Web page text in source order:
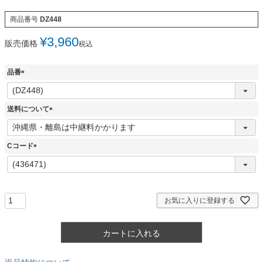
商品番号 DZ448
販売価格 ¥3,960税込
品番
(
必
須
送料について
(
必
Cコード
(
必
お気に入りに登録する
カートに入れる